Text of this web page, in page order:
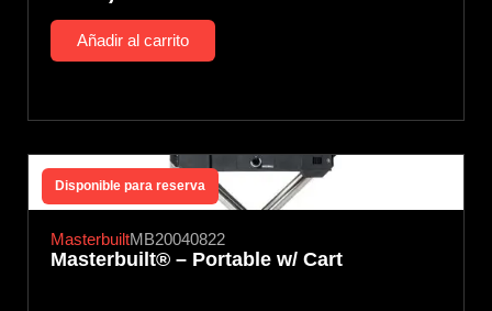
Añadir al carrito
Disponible para reserva
MasterbuiltMB20040822
Masterbuilt® – Portable w/ Cart